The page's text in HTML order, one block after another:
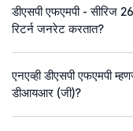
डीएसपी एफएमपी - सीरिज
रिटर्न जनरेट करतात?
एनएव्ही डीएसपी एफएमपी
डीआयआर (जी)?